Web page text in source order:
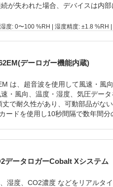
が失われた場合、デバイスは内
: 0〜100 %RH | 湿度精度: ±1.8 %RH
デーロガー機能内蔵)
は、超音波を使用して風速・風
・風向、温度・湿度、気圧デー
で耐久性があり、可動部品がな
ードを使用し10秒間隔で数年間
データロガーCobalt Xシステム
湿度、CO2濃度 などをリアルタ